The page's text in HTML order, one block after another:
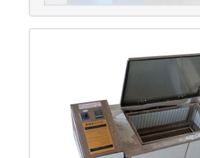
جزئیات محصول